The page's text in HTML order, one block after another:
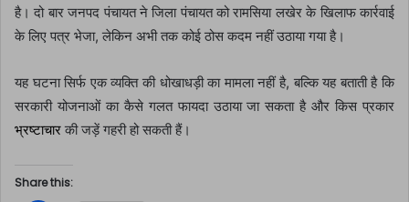
है। दो बार जनपद पंचायत ने जिला पंचायत को रामसिया लखेर के खिलाफ कार्रवाई
के लिए पत्र भेजा, लेकिन अभी तक कोई ठोस कदम नहीं उठाया गया है।
यह घटना सिर्फ एक व्यक्ति की धोखाधड़ी का मामला नहीं है, बल्कि यह बताती है कि
सरकारी योजनाओं का कैसे गलत फायदा उठाया जा सकता है और किस प्रकार
भ्रष्टाचार की जड़ें गहरी हो सकती हैं।
Share this: